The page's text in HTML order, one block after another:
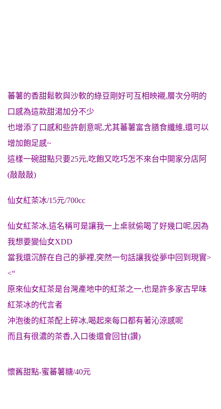
蕃薯的香甜鬆軟與沙軟的綠豆剛好可互相映襯,層次分明的
口感為這款甜湯加分不少
也增添了口感和些許創意呢,尤其蕃薯富含膳食纖維,還可以
增加飽足感~
這樣一碗甜點只要25元,吃飽又吃巧怎不來台中開家分店阿
(敲敲敲)
仙女紅茶冰/15元/700cc
仙女紅茶冰,這名稱可是讓我一上桌就偷喝了好幾口呢,因為
我想要變仙女XDD
當我還沉醉在自己的夢裡,突然一句話讓我從夢中回到現實>
<“
原來仙女紅茶是台灣產地中的紅茶之一,也是許多家古早味
紅茶冰的代言者
沖泡後的紅茶配上碎冰,喝起來每口都有著沁涼感呢
而且有很濃的茶香,入口後還會回甘(讚)
懷舊甜點-蜜蕃薯糖/40元